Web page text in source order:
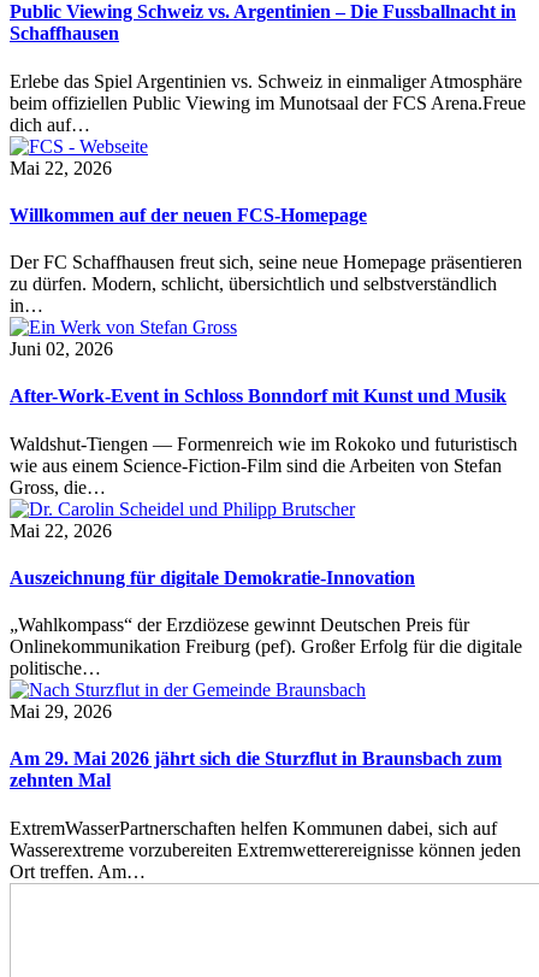
Public Viewing Schweiz vs. Argentinien – Die Fussballnacht in
Schaffhausen
Erlebe das Spiel Argentinien vs. Schweiz in einmaliger Atmosphäre
beim offiziellen Public Viewing im Munotsaal der FCS Arena.Freue
dich auf…
Mai 22, 2026
Willkommen auf der neuen FCS-Homepage
Der FC Schaffhausen freut sich, seine neue Homepage präsentieren
zu dürfen. Modern, schlicht, übersichtlich und selbstverständlich
in…
Juni 02, 2026
After-Work-Event in Schloss Bonndorf mit Kunst und Musik
Waldshut-Tiengen — Formenreich wie im Rokoko und futuristisch
wie aus einem Science-Fiction-Film sind die Arbeiten von Stefan
Gross, die…
Mai 22, 2026
Auszeichnung für digitale Demokratie-Innovation
„Wahlkompass“ der Erzdiözese gewinnt Deutschen Preis für
Onlinekommunikation Freiburg (pef). Großer Erfolg für die digitale
politische…
Mai 29, 2026
Am 29. Mai 2026 jährt sich die Sturzflut in Braunsbach zum
zehnten Mal
ExtremWasserPartnerschaften helfen Kommunen dabei, sich auf
Wasserextreme vorzubereiten Extremwetterereignisse können jeden
Ort treffen. Am…